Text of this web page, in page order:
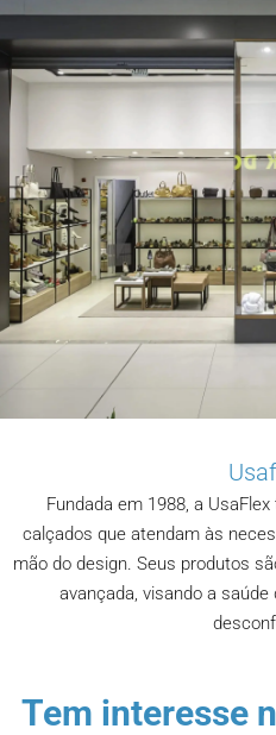
Fundada em 1988, a
calçados que atendam às
mão do design. Seus produtos
avançada, visando a
Tem interesse